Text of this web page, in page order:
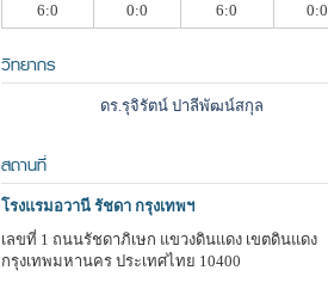
6:0 0:0 6:0 0:0
วิทยากร
ดร.รุจิรัตน์ ปาลีพัฒน์สกุล
สถานที่
โรงแรมอวานี รัชดา กรุงเทพฯ
เลขที่ 1 ถนนรัชดาภิเษก แขวงดินแดง เขตดินแดง
กรุงเทพมหานคร ประเทศไทย 10400